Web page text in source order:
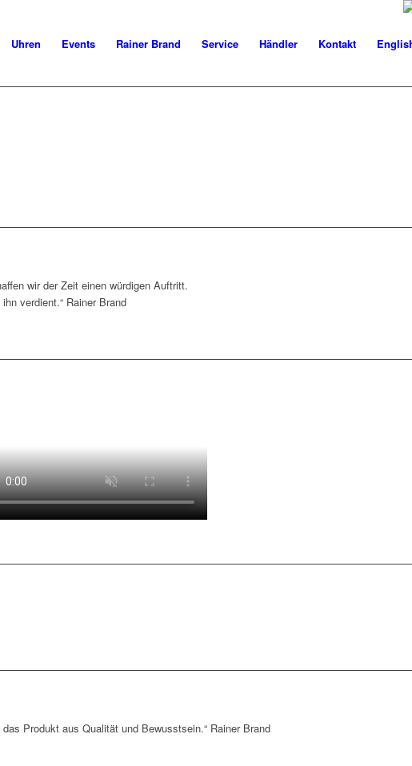
Uhren Events Rainer Brand Service Händler Kontakt
wir der Zeit einen würdigen Auftritt.
verdient.“ Rainer Brand
das Produkt aus Qualität und Bewusstsein.“ Rainer Brand